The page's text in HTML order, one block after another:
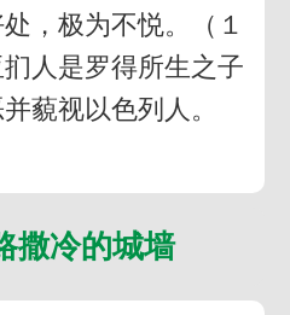
，极为不悦。（１
人是罗得所生之子
藐视以色列人。
冷的城墙